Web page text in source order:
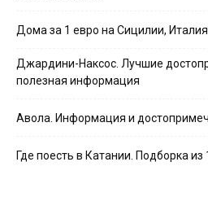
Дома за 1 евро на Сицилии,
Джардини-Наксос. Лучшие
полезная информация
Авола. Информация и
Где поесть в Катании. Подборка